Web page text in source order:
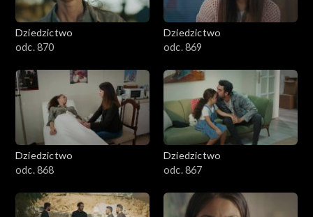
Dziedzictwo
odc. 870
Dziedzictwo
odc. 869
Dziedzictwo
odc. 868
Dziedzictwo
odc. 867